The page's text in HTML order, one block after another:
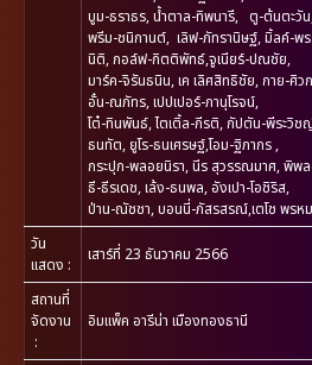
บูม-ธราธร, น้ำตาล-ทิพนารี, ตู-ต้นตะวั
พรีม-ชนิกานต์, เลิฟ-ภัทรานิษฐ์, มิ้ลค์-
นิติ, กอล์ฟ-กิตติพัทธ์,จูเนียร์-ปณชัย,
มาร์ค-จิรันธนิน, เค เลิศสิทธิชัย, กาย-ศิ
อั๋น-ณภัทร, เปปเปอร์-ภานุโรจน์,
โต๋-ทินพันธ์, ไตเติ้ล-กีรติ, กัปตัน-พีระวิ
ธนทัต, ยูโร-ธนเศรษฐ์,โอม-ฐิภากร ,
กระปุก-พลอยนิรา, นีร สุวรรณมาศ, พิ
ธี-ธีรเดช, เล้ง-ธนพล, อังเปา-โอชิริส,
ป่าน-ณัชชา, บอนนี่-ภัสรสรณ์,เตโช พรห
วัน
แสดง : เสาร์ที่ 23 ธันวาคม 2566
สถานที่
จัดงาน
:
อิมแพ็ค อารีน่า เมืองทองธานี